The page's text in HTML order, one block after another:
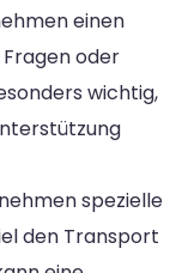
einen
oder
wichtig,
spezielle
den Transport